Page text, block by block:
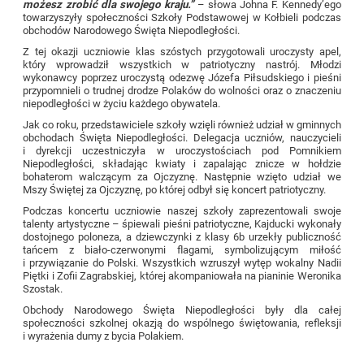
możesz zrobić dla swojego kraju.” – słowa Johna F. Kennedy’ego
towarzyszyły społeczności Szkoły Podstawowej w Kołbieli podczas
obchodów Narodowego Święta Niepodległości.
Z tej okazji uczniowie klas szóstych przygotowali uroczysty apel,
który wprowadził wszystkich w patriotyczny nastrój. Młodzi
wykonawcy poprzez uroczystą odezwę Józefa Piłsudskiego i pieśni
przypomnieli o trudnej drodze Polaków do wolności oraz o znaczeniu
niepodległości w życiu każdego obywatela.
Jak co roku, przedstawiciele szkoły wzięli również udział w gminnych
obchodach Święta Niepodległości. Delegacja uczniów, nauczycieli
i dyrekcji uczestniczyła w uroczystościach pod Pomnikiem
Niepodległości, składając kwiaty i zapalając znicze w hołdzie
bohaterom walczącym za Ojczyznę. Następnie wzięto udział we
Mszy Świętej za Ojczyznę, po której odbył się koncert patriotyczny.
Podczas koncertu uczniowie naszej szkoły zaprezentowali swoje
talenty artystyczne – śpiewali pieśni patriotyczne, Kajducki wykonały
dostojnego poloneza, a dziewczynki z klasy 6b urzekły publiczność
tańcem z biało-czerwonymi flagami, symbolizującym miłość
i przywiązanie do Polski. Wszystkich wzruszył wytęp wokalny Nadii
Piętki i Zofii Zagrabskiej, której akompaniowała na pianinie Weronika
Szostak.
Obchody Narodowego Święta Niepodległości były dla całej
społeczności szkolnej okazją do wspólnego świętowania, refleksji
i wyrażenia dumy z bycia Polakiem.